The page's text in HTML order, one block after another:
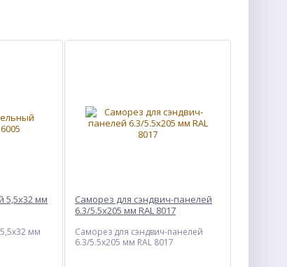
5,5х32 мм
мм
Саморез для сэндвич-панелей
6.3/5.5х205 мм RAL 8017
Саморез для сэндвич-панелей
6.3/5.5х205 мм RAL 8017